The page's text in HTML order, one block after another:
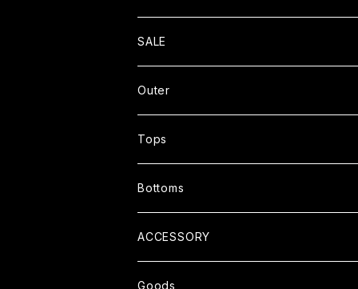
SALE
Outer
JACKET
CARDIGAN
COAT
Tops
T-SHIRTS
SHIRTS
SWEATER
Bottoms
PANTS
SHORTS
ACCESSORY
Goods